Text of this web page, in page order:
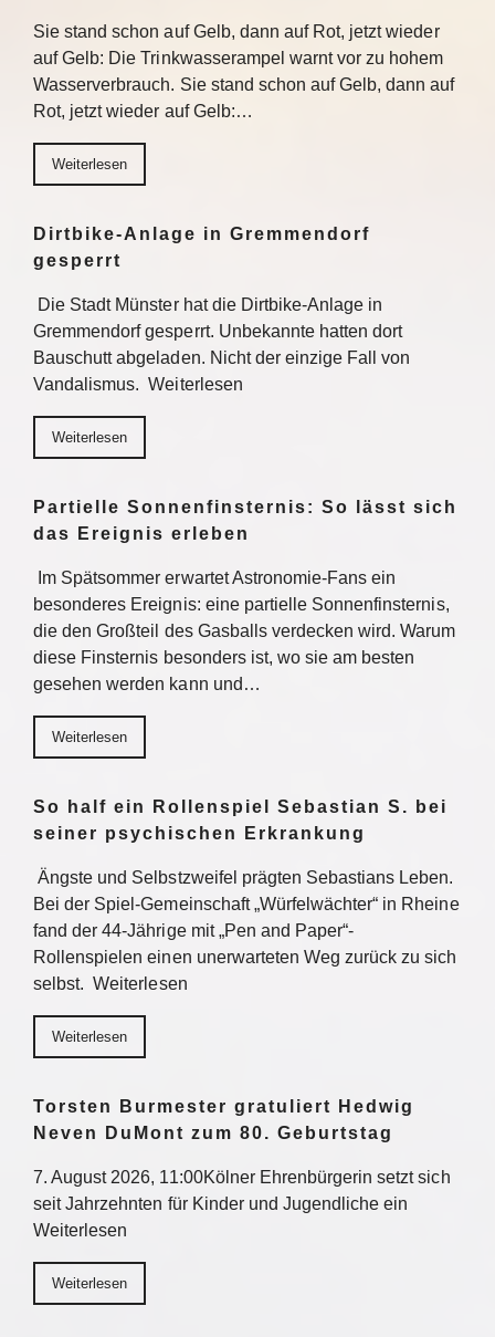
Sie stand schon auf Gelb, dann auf Rot, jetzt wieder
auf Gelb: Die Trinkwasserampel warnt vor zu hohem
Wasserverbrauch. Sie stand schon auf Gelb, dann auf
Rot, jetzt wieder auf Gelb:…
Weiterlesen
Dirtbike-Anlage in Gremmendorf
gesperrt
Die Stadt Münster hat die Dirtbike-Anlage in
Gremmendorf gesperrt. Unbekannte hatten dort
Bauschutt abgeladen. Nicht der einzige Fall von
Vandalismus. Weiterlesen
Weiterlesen
Partielle Sonnenfinsternis: So lässt sich
das Ereignis erleben
Im Spätsommer erwartet Astronomie-Fans ein
besonderes Ereignis: eine partielle Sonnenfinsternis,
die den Großteil des Gasballs verdecken wird. Warum
diese Finsternis besonders ist, wo sie am besten
gesehen werden kann und…
Weiterlesen
So half ein Rollenspiel Sebastian S. bei
seiner psychischen Erkrankung
Ängste und Selbstzweifel prägten Sebastians Leben.
Bei der Spiel-Gemeinschaft „Würfelwächter“ in Rheine
fand der 44-Jährige mit „Pen and Paper“-
Rollenspielen einen unerwarteten Weg zurück zu sich
selbst. Weiterlesen
Weiterlesen
Torsten Burmester gratuliert Hedwig
Neven DuMont zum 80. Geburtstag
7. August 2026, 11:00Kölner Ehrenbürgerin setzt sich
seit Jahrzehnten für Kinder und Jugendliche ein
Weiterlesen
Weiterlesen